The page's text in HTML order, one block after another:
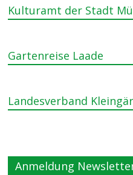
Kulturamt der Stadt
Gartenreise Laade
Landesverband
Anmeldung